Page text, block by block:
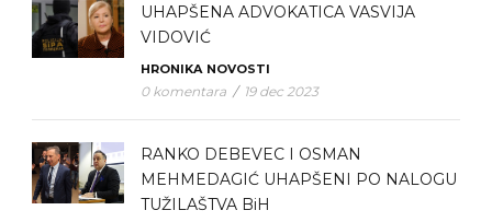
UHAPŠENA ADVOKATICA VASVIJA
VIDOVIĆ
HRONIKA NOVOSTI
0 komentara / 19 dec 2023
RANKO DEBEVEC I OSMAN
MEHMEDAGIĆ UHAPŠENI PO NALOGU
TUŽILAŠTVA BiH